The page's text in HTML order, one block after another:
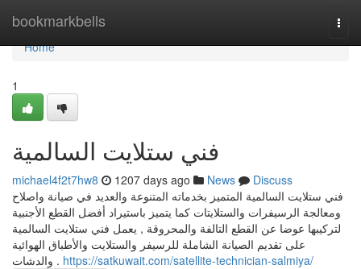
bookmarkbells
Home
Home
1
فني ستلايت السالمية
michael4f2t7hw8 1207 days ago News
Discuss
فني ستلايت السالمية المتميز بخدماته المتنوعة والعديد في صيانة واصلاح
ومعالجة الرسيفرات والستلايتات كما يتميز باستيراد أفضل القطع الأجنبية
لتركيبها عوضا عن القطع التالفة والمحروقة , يعمل فني ستلايت السالمية
على تقديم الصيانة الشاملة للرسيفر والستلايت والأطباق الهوائية
والدشات . https://satkuwait.com/satellite-technician-salmiya/